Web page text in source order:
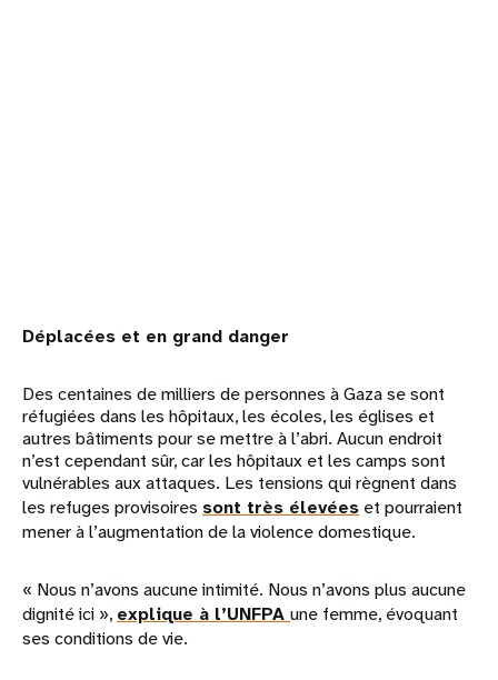
Déplacées et en grand danger
Des centaines de milliers de personnes à Gaza se sont
réfugiées dans les hôpitaux, les écoles, les églises et
autres bâtiments pour se mettre à l’abri. Aucun endroit
n’est cependant sûr, car les hôpitaux et les camps sont
vulnérables aux attaques. Les tensions qui règnent dans
les refuges provisoires sont très élevées et pourraient
mener à l’augmentation de la violence domestique.
« Nous n’avons aucune intimité. Nous n’avons plus aucune
dignité ici », explique à l’UNFPA une femme, évoquant
ses conditions de vie.